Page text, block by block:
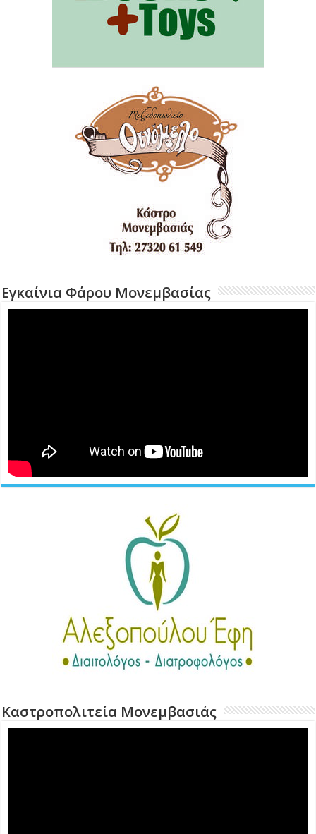
Εγκαίνια Φάρου Μονεμβασίας
Καστροπολιτεία Μονεμβασιάς